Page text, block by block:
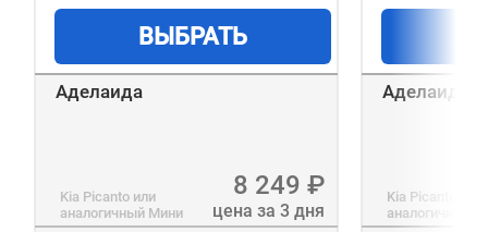
ВЫБРАТЬ
Аделаида
Kia Picanto или
аналогичный Мини
8 249 ₽
цена за 3 дня
Аделаида
Kia Picanto
аналогичный